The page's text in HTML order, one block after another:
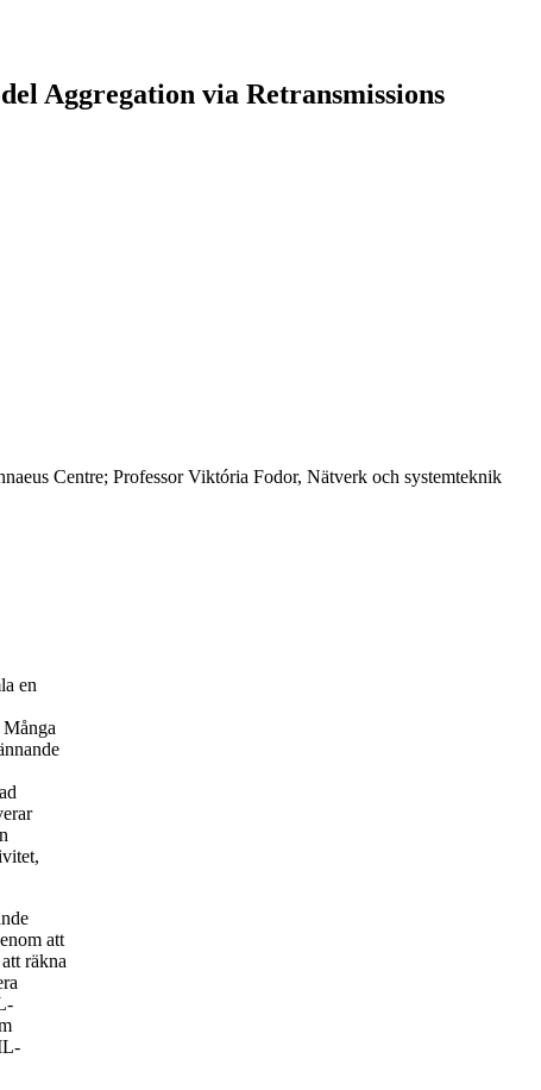
Aggregation via Retransmissions
Centre; Professor Viktória Fodor, Nätverk och systemteknik
en
att
räkna